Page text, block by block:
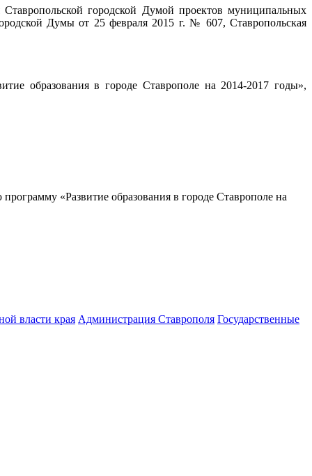
городской Думой проектов муниципальных
Думы от 25 февраля 2015 г. № 607, Ставропольская
образования в городе Ставрополе на 2014-2017 годы»,
«Развитие образования в городе Ставрополе на
власти края Администрация Ставрополя Государственные